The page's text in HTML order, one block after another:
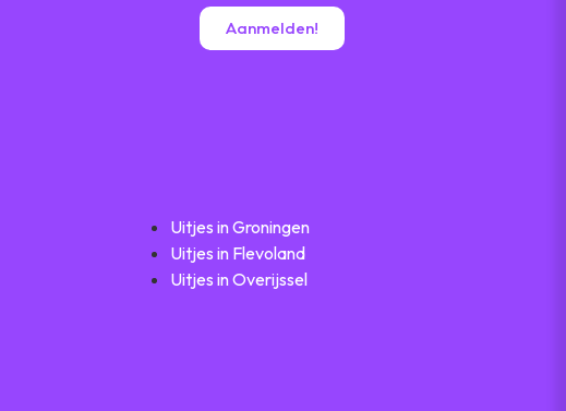
Aanmelden!
Uitjes in Groningen
Uitjes in Flevoland
Uitjes in Overijssel